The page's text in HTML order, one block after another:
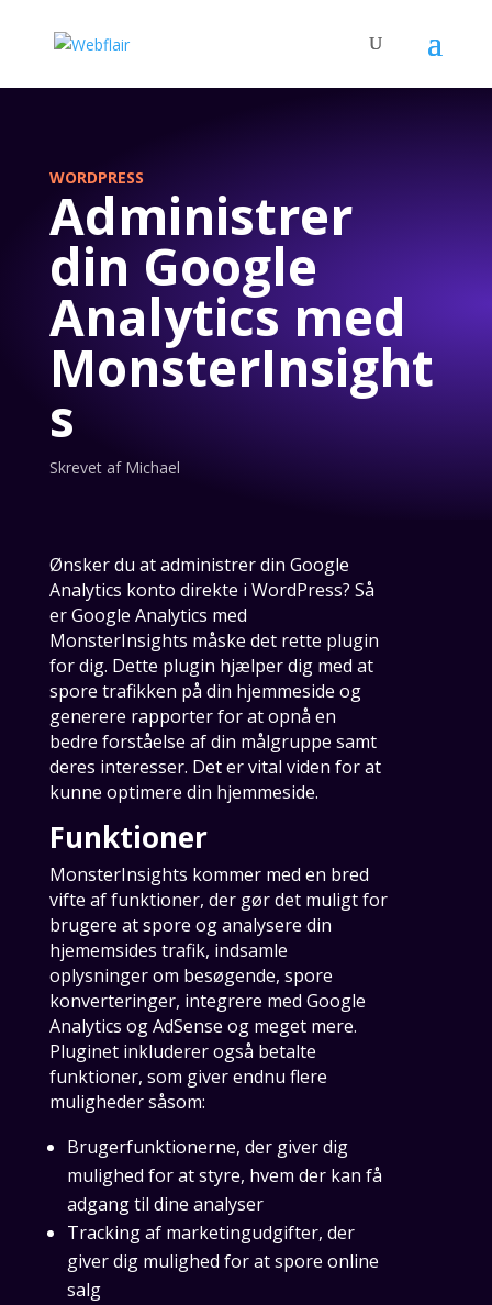
WORDPRESS
Administrer
din Google
Analytics med
MonsterInsight
s
Skrevet af Michael
Ønsker du at administrer din Google
Analytics konto direkte i WordPress? Så
er Google Analytics med
MonsterInsights måske det rette plugin
for dig. Dette plugin hjælper dig med at
spore trafikken på din hjemmeside og
generere rapporter for at opnå en
bedre forståelse af din målgruppe samt
deres interesser. Det er vital viden for at
kunne optimere din hjemmeside.
Funktioner
MonsterInsights kommer med en bred
vifte af funktioner, der gør det muligt for
brugere at spore og analysere din
hjememsides trafik, indsamle
oplysninger om besøgende, spore
konverteringer, integrere med Google
Analytics og AdSense og meget mere.
Pluginet inkluderer også betalte
funktioner, som giver endnu flere
muligheder såsom:
Brugerfunktionerne, der giver dig
mulighed for at styre, hvem der kan få
adgang til dine analyser
Tracking af marketingudgifter, der
giver dig mulighed for at spore online
salg